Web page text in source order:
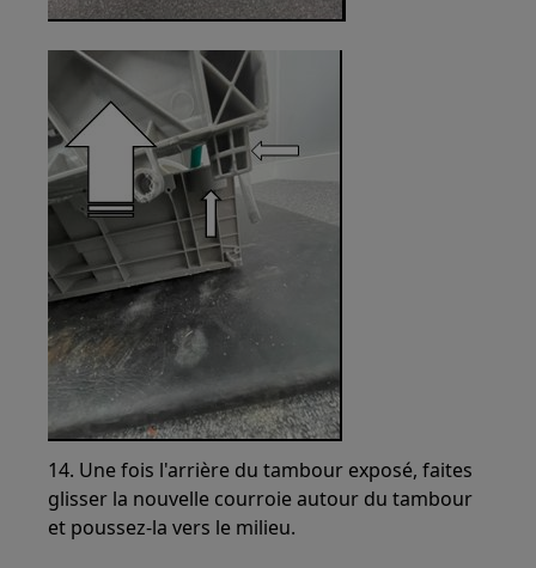
14. Une fois l'arrière du tambour exposé, faites
glisser la nouvelle courroie autour du tambour
et poussez-la vers le milieu.